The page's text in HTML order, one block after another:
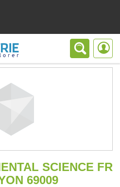
SCIENCE FR
69009